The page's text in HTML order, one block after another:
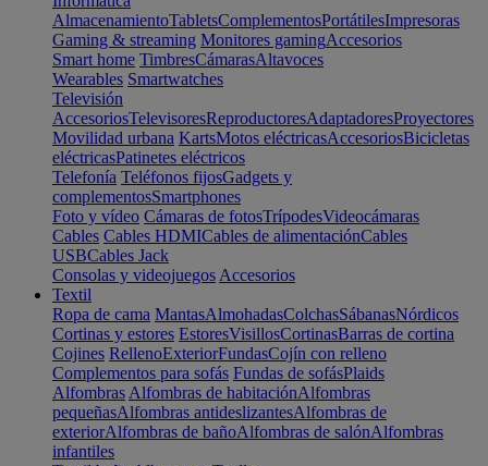
AlmacenamientoTabletsComplementosPortátilesImpresoras
Gaming & streaming Monitores gamingAccesorios
Smart home TimbresCámarasAltavoces
Wearables Smartwatches
Televisión
AccesoriosTelevisoresReproductoresAdaptadoresProyectores
Movilidad urbana KartsMotos eléctricasAccesoriosBicicletas
eléctricasPatinetes eléctricos
Telefonía Teléfonos fijosGadgets y
complementosSmartphones
Foto y vídeo Cámaras de fotosTrípodesVideocámaras
Cables Cables HDMICables de alimentaciónCables
USBCables Jack
Consolas y videojuegos Accesorios
Textil
Ropa de cama MantasAlmohadasColchasSábanasNórdicos
Cortinas y estores EstoresVisillosCortinasBarras de cortina
Cojines RellenoExteriorFundasCojín con relleno
Complementos para sofás Fundas de sofásPlaids
Alfombras Alfombras de habitaciónAlfombras
pequeñasAlfombras antideslizantesAlfombras de
exteriorAlfombras de bañoAlfombras de salónAlfombras
infantiles